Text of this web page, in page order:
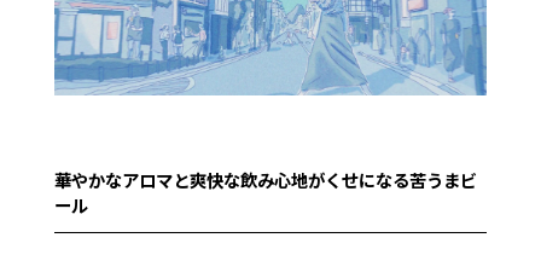
華やかなアロマと爽快な飲み心地がくせになる苦うまビ
ール